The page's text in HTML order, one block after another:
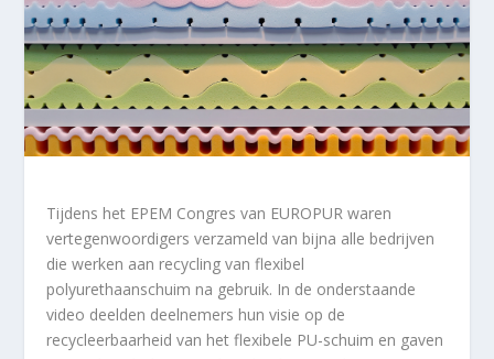
Tijdens het EPEM Congres van EUROPUR waren
vertegenwoordigers verzameld van bijna alle bedrijven
die werken aan recycling van flexibel
polyurethaanschuim na gebruik. In de onderstaande
video deelden deelnemers hun visie op de
recycleerbaarheid van het flexibele PU-schuim en gaven